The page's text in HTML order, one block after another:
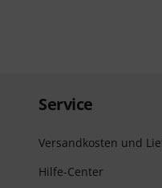
Service
Versandkosten und
Hilfe-Center